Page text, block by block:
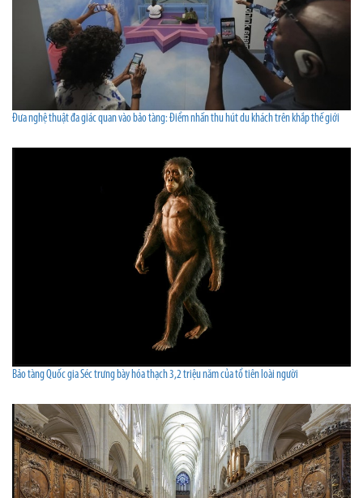
Đưa nghệ thuật đa giác quan vào bảo tàng: Điểm nhấn thu hút du khách trên khắp thế giới
Bảo tàng Quốc gia Séc trưng bày hóa thạch 3,2 triệu năm của tổ tiên loài người